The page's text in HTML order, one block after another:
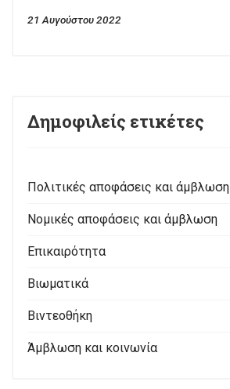
21 Αυγούστου 2022
Δημοφιλείς ετικέτες
Πολιτικές αποφάσεις και άμβλωση
Νομικές αποφάσεις και άμβλωση
Επικαιρότητα
Βιωματικά
Βιντεοθήκη
Άμβλωση και κοινωνία